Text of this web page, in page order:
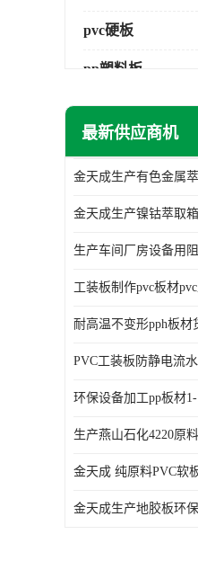
pvc硬板
pp塑料板
pvc萃取板
最新供应商机
环保设备加工pp板材1-
金天成 纯原料PVC软